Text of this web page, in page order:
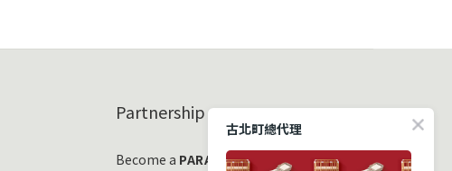
Partnership
Become a PARASOL
古北町總代理